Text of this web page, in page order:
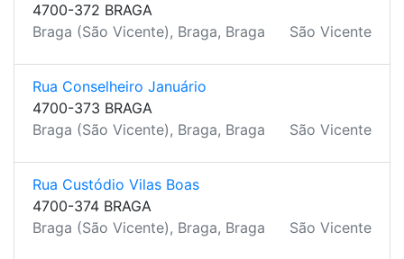
4700-372 BRAGA
Braga (São Vicente), Braga, Braga
São Vicente
Rua Conselheiro Januário
4700-373 BRAGA
Braga (São Vicente), Braga, Braga
São Vicente
Rua Custódio Vilas Boas
4700-374 BRAGA
Braga (São Vicente), Braga, Braga
São Vicente